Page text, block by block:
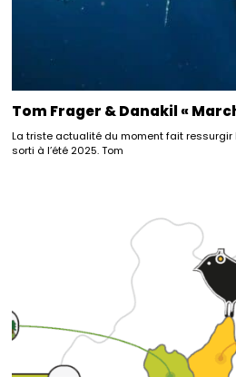
Tom Frager & Danakil «
La triste actualité du moment fait ressurgir
sorti à l’été 2025. Tom